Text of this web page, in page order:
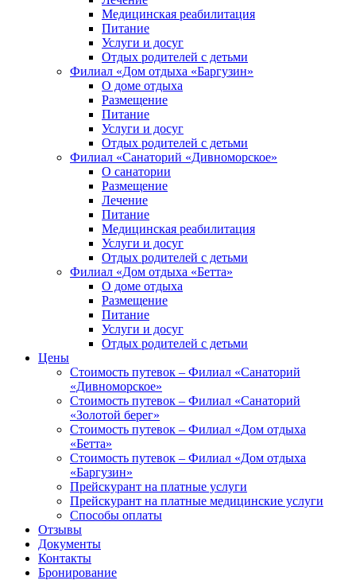
Медицинская реабилитация
Питание
Услуги и досуг
Отдых родителей с детьми
Филиал «Дом отдыха «Баргузин»
О доме отдыха
Размещение
Питание
Услуги и досуг
Отдых родителей с детьми
Филиал «Санаторий «Дивноморское»
О санатории
Размещение
Лечение
Питание
Медицинская реабилитация
Услуги и досуг
Отдых родителей с детьми
Филиал «Дом отдыха «Бетта»
О доме отдыха
Размещение
Питание
Услуги и досуг
Отдых родителей с детьми
Цены
Стоимость путевок – Филиал «Санаторий
«Дивноморское»
Стоимость путевок – Филиал «Санаторий
«Золотой берег»
Стоимость путевок – Филиал «Дом отдыха
«Бетта»
Стоимость путевок – Филиал «Дом отдыха
«Баргузин»
Прейскурант на платные услуги
Прейскурант на платные медицинские услуги
Способы оплаты
Отзывы
Документы
Контакты
Бронирование